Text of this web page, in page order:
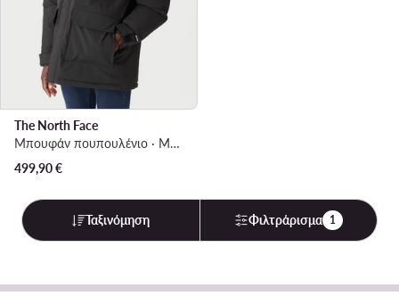
The North Face
Μπουφάν πουπουλένιο · Μαύρο
499,90€
Ταξινόμηση Φιλτράρισμα 1